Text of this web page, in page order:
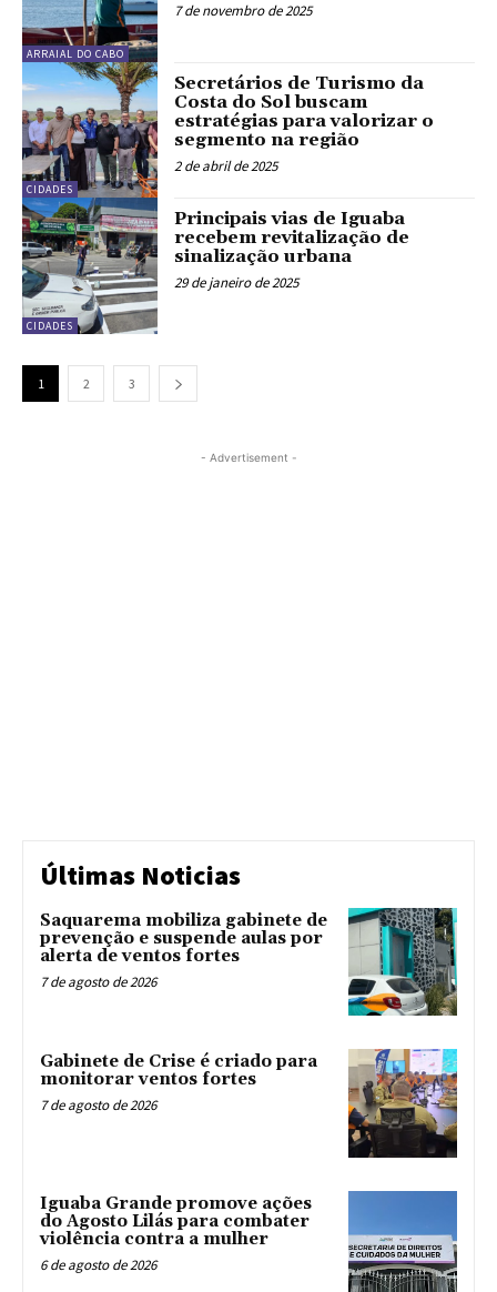
ARRAIAL DO CABO
7 de novembro de 2025
CIDADES
Secretários de Turismo da
Costa do Sol buscam
estratégias para valorizar o
segmento na região
2 de abril de 2025
CIDADES
Principais vias de Iguaba
recebem revitalização de
sinalização urbana
29 de janeiro de 2025
1 2 3
- Advertisement -
Últimas Noticias
Saquarema mobiliza gabinete de
prevenção e suspende aulas por
alerta de ventos fortes
7 de agosto de 2026
Gabinete de Crise é criado para
monitorar ventos fortes
7 de agosto de 2026
Iguaba Grande promove ações
do Agosto Lilás para combater
violência contra a mulher
6 de agosto de 2026